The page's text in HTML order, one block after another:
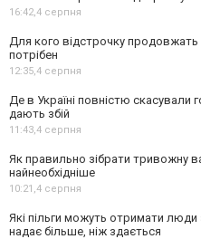
16:42,4 серпня
Для кого відстрочку
потрібен
12:35,4 серпня
Де в Україні повністю скасували
дають збій
11:43,4 серпня
Як правильно зібрати тривожну
найнеобхідніше
10:21,4 серпня
Які пільги можуть отримати люди
надає більше, ніж здається